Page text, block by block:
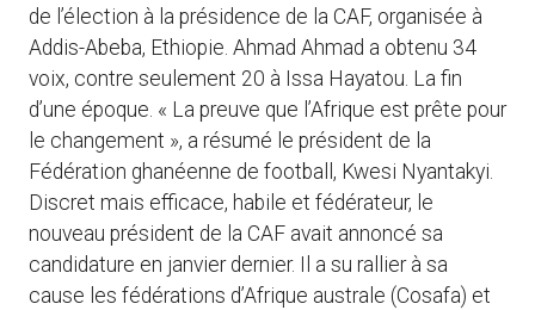
de l’élection à la présidence de la CAF, organisée à
Addis-Abeba, Ethiopie. Ahmad Ahmad a obtenu 34
voix, contre seulement 20 à Issa Hayatou. La fin
d’une époque. « La preuve que l’Afrique est prête pour
le changement », a résumé le président de la
Fédération ghanéenne de football, Kwesi Nyantakyi.
Discret mais efficace, habile et fédérateur, le
nouveau président de la CAF avait annoncé sa
candidature en janvier dernier. Il a su rallier à sa
cause les fédérations d’Afrique australe (Cosafa) et